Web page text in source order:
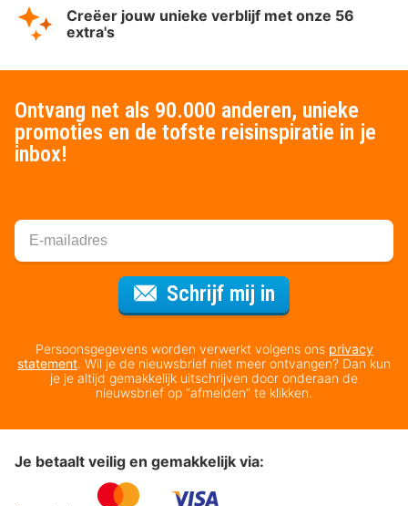
Creëer jouw unieke verblijf met onze 56
extra's
Ontvang net als 90.000 anderen, unieke
promoties en de tofste reisinspiratie in je
inbox!
Schrijf mij in
Persoonsgegevens worden verwerkt volgens ons privacy
statement. Wil je de nieuwsbrief niet meer ontvangen? Dan kun
je je altijd gemakkelijk uitschrijven door onderaan de
nieuwsbrief op “afmelden” te klikken.
Je betaalt veilig en gemakkelijk via: